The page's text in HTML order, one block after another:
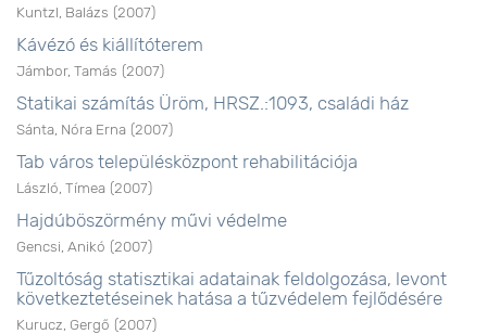
Kuntzl, Balázs (2007)
Kávézó és kiállítóterem
Jámbor, Tamás (2007)
Statikai számítás Üröm, HRSZ.:1093, családi ház
Sánta, Nóra Erna (2007)
Tab város településközpont rehabilitációja
László, Tímea (2007)
Hajdúböszörmény művi védelme
Gencsi, Anikó (2007)
Tűzoltóság statisztikai adatainak feldolgozása, levont
következtetéseinek hatása a tűzvédelem fejlődésére
Kurucz, Gergő (2007)